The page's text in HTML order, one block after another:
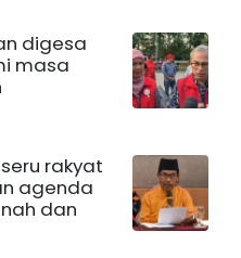
digesa
masa
seru rakyat
agenda
dan